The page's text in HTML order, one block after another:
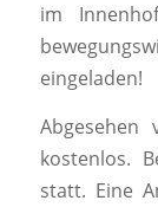
im
eingeladen!
Abgesehen
kostenlos.
statt. Eine